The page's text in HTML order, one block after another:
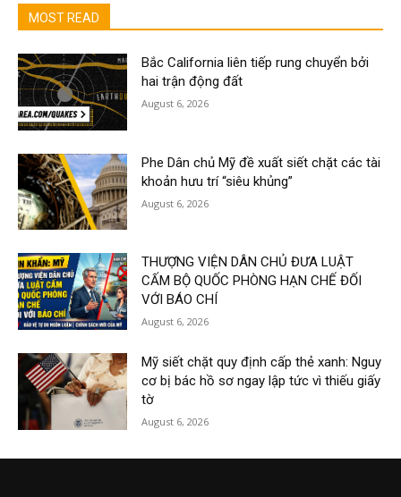
MOST READ
Bắc California liên tiếp rung chuyển bởi
hai trận động đất
August 6, 2026
Phe Dân chủ Mỹ đề xuất siết chặt các tài
khoản hưu trí “siêu khủng”
August 6, 2026
THƯỢNG VIỆN DÂN CHỦ ĐƯA LUẬT
CẤM BỘ QUỐC PHÒNG HẠN CHẾ ĐỐI
VỚI BÁO CHÍ
August 6, 2026
Mỹ siết chặt quy định cấp thẻ xanh: Nguy
cơ bị bác hồ sơ ngay lập tức vì thiếu giấy
tờ
August 6, 2026